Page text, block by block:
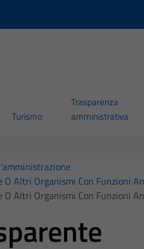
Turismo
Trasparenza
amministrativa
Altri Organismi Con Funzioni
Altri Organismi Con Funzioni